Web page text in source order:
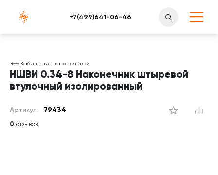
Атлантснаб
Кабельные наконечники
НШВИ 0.34-8 Наконечник штыревой
втулочный изолированный
Артикул: 79434